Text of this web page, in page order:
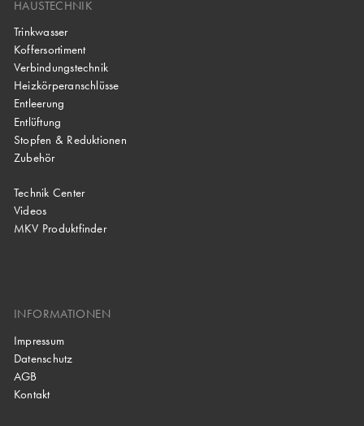
HAUSTECHNIK
Trinkwasser
Koffersortiment
Verbindungstechnik
Heizkörperanschlüsse
Entleerung
Entlüftung
Stopfen & Reduktionen
Zubehör
Technik Center
Videos
MKV Produktfinder
INFORMATIONEN
Impressum
Datenschutz
AGB
Kontakt